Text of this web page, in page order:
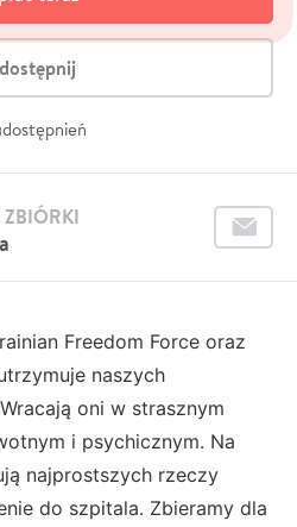
Freedom Force oraz
naszych
oni w strasznym
i psychicznym. Na
najprostszych rzeczy
do szpitala. Zbieramy dla